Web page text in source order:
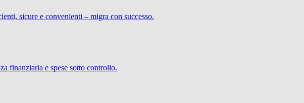
sicure e convenienti – migra con successo.
finanziaria e spese sotto controllo.